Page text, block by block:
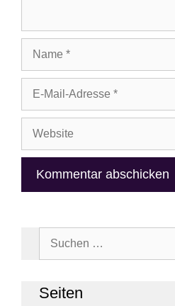
Adresse
Sei­ten